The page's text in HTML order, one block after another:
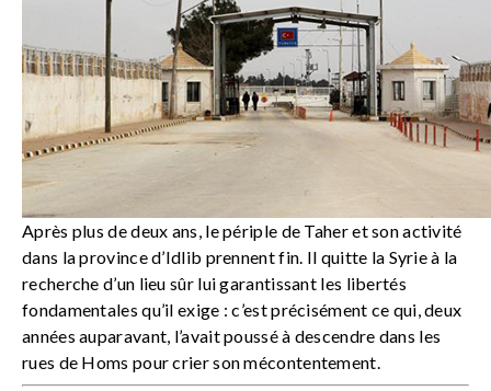
Après plus de deux ans, le périple de Taher et son activité
dans la province d’Idlib prennent fin. Il quitte la Syrie à la
recherche d’un lieu sûr lui garantissant les libertés
fondamentales qu’il exige : c’est précisément ce qui, deux
années auparavant, l’avait poussé à descendre dans les
rues de Homs pour crier son mécontentement.